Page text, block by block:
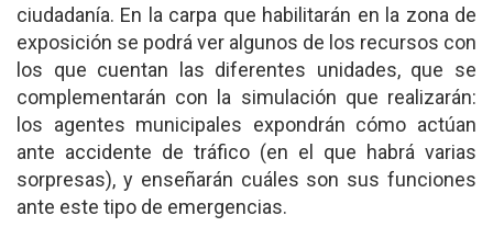
ciudadanía. En la carpa que habilitarán en la zona de
exposición se podrá ver algunos de los recursos con
los que cuentan las diferentes unidades, que se
complementarán con la simulación que realizarán:
los agentes municipales expondrán cómo actúan
ante accidente de tráfico (en el que habrá varias
sorpresas), y enseñarán cuáles son sus funciones
ante este tipo de emergencias.